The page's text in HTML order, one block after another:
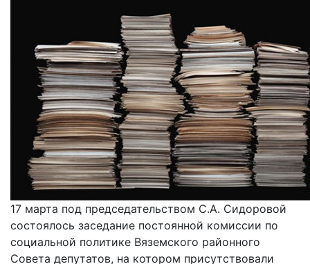
17 марта под председательством С.А. Сидоровой
состоялось заседание постоянной комиссии по
социальной политике Вяземского районного
Совета депутатов, на котором присутствовали